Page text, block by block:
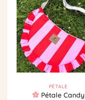
PÉTALE
Pétale Candy